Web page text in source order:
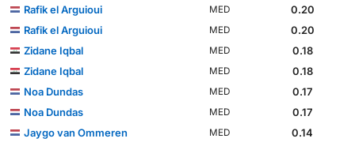
Rafik el Arguioui
MED
0.20
Rafik el Arguioui
MED
0.20
Zidane Iqbal
MED
0.18
Zidane Iqbal
MED
0.18
Noa Dundas
MED
0.17
Noa Dundas
MED
0.17
Jaygo van Ommeren
MED
0.14